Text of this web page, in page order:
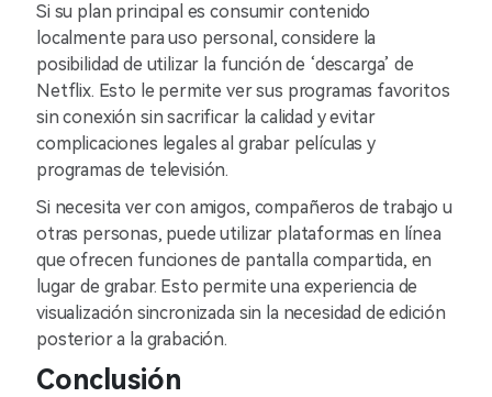
Si su plan principal es consumir contenido
localmente para uso personal, considere la
posibilidad de utilizar la función de ‘descarga’ de
Netflix. Esto le permite ver sus programas favoritos
sin conexión sin sacrificar la calidad y evitar
complicaciones legales al grabar películas y
programas de televisión.
Si necesita ver con amigos, compañeros de trabajo u
otras personas, puede utilizar plataformas en línea
que ofrecen funciones de pantalla compartida, en
lugar de grabar. Esto permite una experiencia de
visualización sincronizada sin la necesidad de edición
posterior a la grabación.
Conclusión